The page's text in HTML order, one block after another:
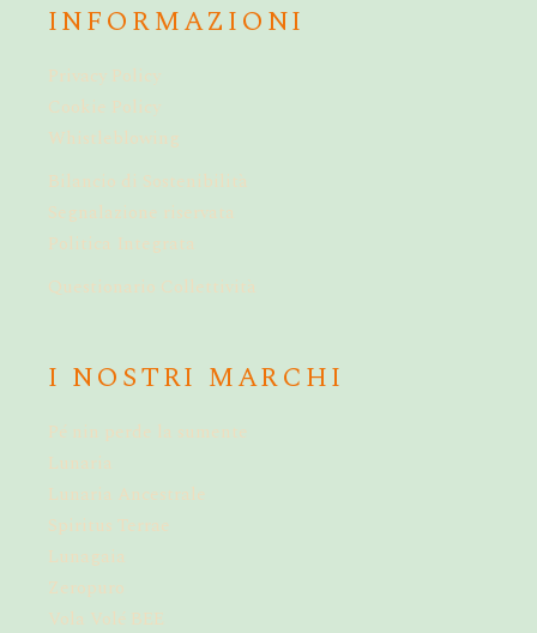
INFORMAZIONI
Privacy Policy
Cookie Policy
Whistleblowing
Bilancio di Sostenibilità
Segnalazione riservata
Politica Integrata
Questionario Collettività
I NOSTRI MARCHI
Pé nin perde la sumente
Lunaria
Lunaria Ancestrale
Spiritus Terrae
Lunagaia
Zeropuro
Vola Volé BEE